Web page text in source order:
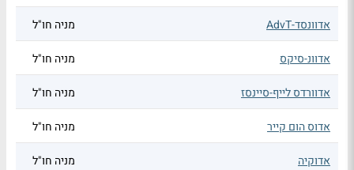
אדוונסד-AdvT מניה חו"ל
אדוונ-סיקס מניה חו"ל
אדוורדס לייף-סיינסז מניה חו"ל
אדוס הום קייר מניה חו"ל
אדוקיה מניה חו"ל